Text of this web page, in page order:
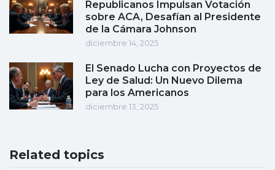
Republicanos Impulsan Votación
sobre ACA, Desafían al Presidente
de la Cámara Johnson
diciembre 14, 2025
El Senado Lucha con Proyectos de
Ley de Salud: Un Nuevo Dilema
para los Americanos
diciembre 13, 2025
Related topics